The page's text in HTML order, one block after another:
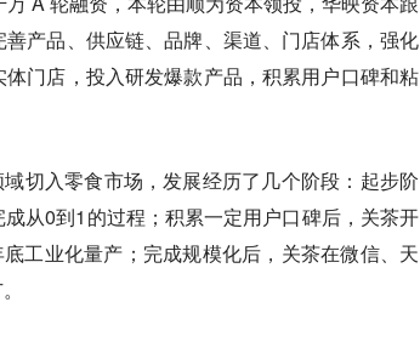
产品、供应链、品牌、渠道、门店体系，强化
门店，投入研发爆款产品，积累用户口碑和粘
域切入零食市场，发展经历了几个阶段：起步阶
从0到1的过程；积累一定用户口碑后，关茶开
工业化量产；完成规模化后，关茶在微信、天